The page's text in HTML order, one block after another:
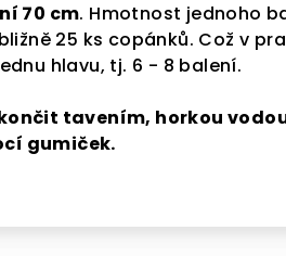
70 cm. Hmotnost jednoho
25 ks copánků. Což v
hlavu, tj. 6 - 8 balení.
tavením, horkou
gumiček.